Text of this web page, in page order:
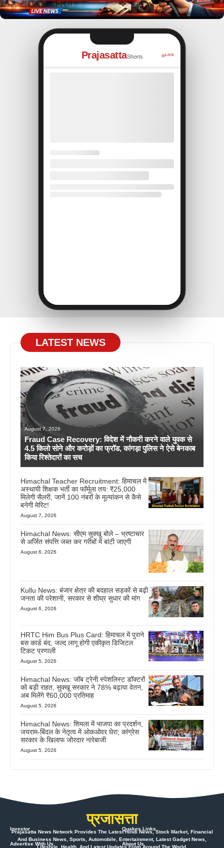
PrajasattaShorts LIVE
LATEST NEWS
August 7, 2026
Fraud Case Recovery: विदेश में नौकरी करने वाले युवक से
4.5 किलो सोने और करोड़ों का फ्रॉड, कांगड़ा पुलिस ने ऐसे बेनकाब
किया रिश्तेदारों का सच
Himachal Teacher Recruitment: हिमाचल में
अस्थायी शिक्षक भर्ती का फॉर्मूला तय: ₹25,000
मिलेगी सैलरी, जानें 100 नंबरों के मूल्यांकन से कैसे
बनेगी मेरिट!
August 7, 2026
Himachal News: सीएम सुक्खू बोले – भ्रष्टाचार
से अर्जित संपत्ति जब्त कर गरीबों में बांटी जाएगी
August 6, 2026
Kullu News: बंजार क्षेत्र की बदहाल सड़कों से बढ़ी
जनता की परेशानी, सरकार से शीघ्र सुधार की मांग
August 6, 2026
HRTC Him Bus Plus Card: हिमाचल में पुराने
बस कार्ड बंद, जल्द लागू होगी एकीकृत डिजिटल
टिकट प्रणाली
August 5, 2026
Himachal News: जॉब ट्रेनी स्पेशलिस्ट डॉक्टरों
को बड़ी राहत, सुक्खू सरकार ने 78% बढ़ाया वेतन,
अब मिलेंगे ₹60,000 प्रतिमाह
August 5, 2026
Himachal News: शिमला में भाजपा का प्रदर्शन,
जयराम-बिंदल के नेतृत्व में ओकओवर घेरा; कांग्रेस
सरकार के खिलाफ जोरदार नारेबाजी
August 5, 2026
प्रजासत्ता
Prajasatta News Network Provides The Latest Hindi News, Stock Market, Financial
And Business News, Sports, Automobile, Entertainment, Latest Gadget News,
Lifestyle, Health, And Latest Updates From Around The World.
Investor
Advertise With Us
Quakes Links
About Us